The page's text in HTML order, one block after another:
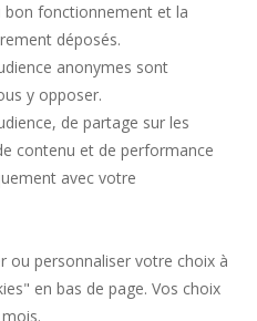
bon fonctionnement et la
déposés.
anonymes sont
y opposer.
de partage sur les
contenu et de performance
avec votre
ou personnaliser votre choix à
en bas de page. Vos choix